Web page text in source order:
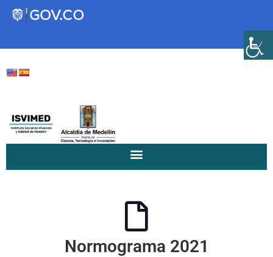
Transparencia
Participa
Hábitat de Medellín
Normograma 2021